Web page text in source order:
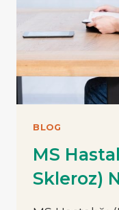
BLOG
MS
Skleroz)